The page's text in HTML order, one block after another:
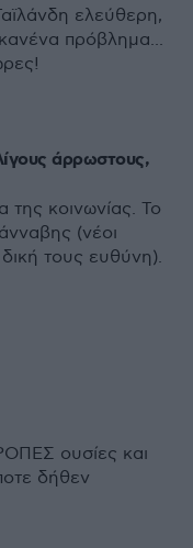
ελεύθερη,
πρόβλημα...
άρρωστους,
της κοινωνίας. Το
(νέοι
τους ευθύνη).
ουσίες και
δήθεν